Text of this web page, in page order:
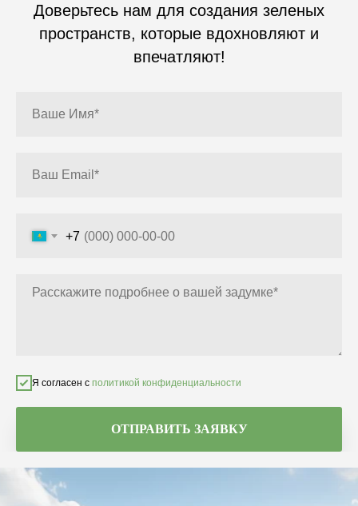
Доверьтесь нам для создания зеленых
пространств, которые вдохновляют и
впечатляют!
+7
Я согласен с политикой конфиденциальности
ОТПРАВИТЬ ЗАЯВКУ